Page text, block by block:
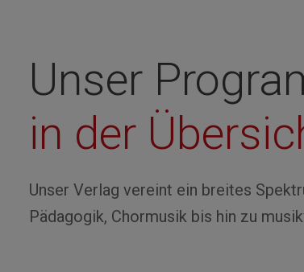
Unser
in der
Unser Verlag vereint ein breites
Pädagogik, Chormusik bis hin zu